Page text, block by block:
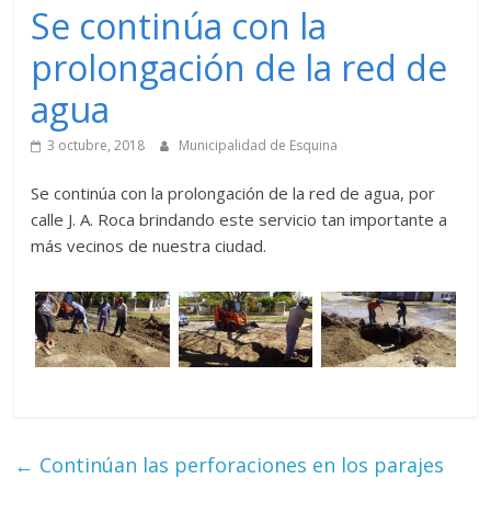
Se continúa con la
prolongación de la red de
agua
3 octubre, 2018 Municipalidad de Esquina
Se continúa con la prolongación de la red de agua, por
calle J. A. Roca brindando este servicio tan importante a
más vecinos de nuestra ciudad.
← Continúan las perforaciones en los parajes